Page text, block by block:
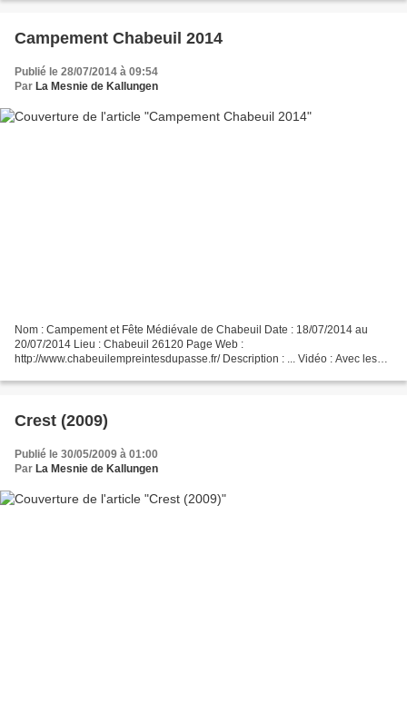
Campement Chabeuil 2014
Publié le 28/07/2014 à 09:54
Par La Mesnie de Kallungen
Nom : Campement et Fête Médiévale de Chabeuil Date : 18/07/2014 au
20/07/2014 Lieu : Chabeuil 26120 Page Web :
http://www.chabeuilempreintesdupasse.fr/ Description : ... Vidéo : Avec les
Crest (2009)
Publié le 30/05/2009 à 01:00
Par La Mesnie de Kallungen